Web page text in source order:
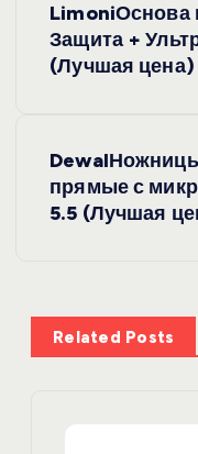
ц
и
LimoniОснова
Защита +
(Лучшая цена)
прямые с
5.5 (Лучшая
Related Posts